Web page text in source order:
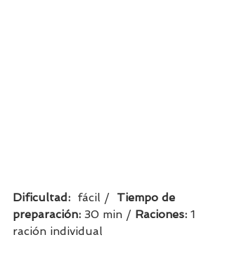
Dificultad: fácil / Tiempo de
preparación: 30 min / Raciones: 1
ración individual